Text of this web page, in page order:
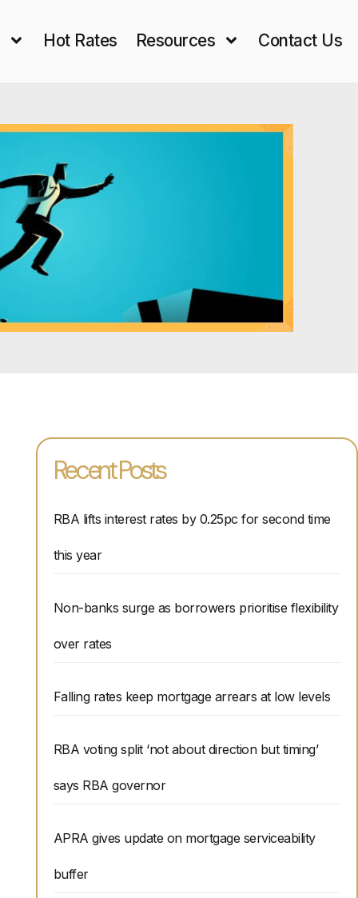
Hot Rates Resources Contact Us
Recent Posts
RBA lifts interest rates by 0.25pc for second time
this year
Non-banks surge as borrowers prioritise flexibility
over rates
Falling rates keep mortgage arrears at low levels
RBA voting split ‘not about direction but timing’
says RBA governor
APRA gives update on mortgage serviceability
buffer